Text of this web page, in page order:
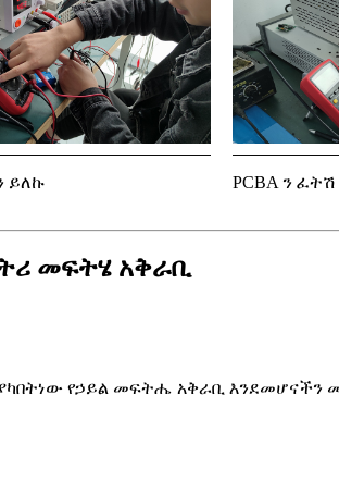
ይለኩ PCBA ን ፈትሽ
መፍትሄ አቅራቢ
የኃይል መፍትሔ አቅራቢ እንደመሆናችን